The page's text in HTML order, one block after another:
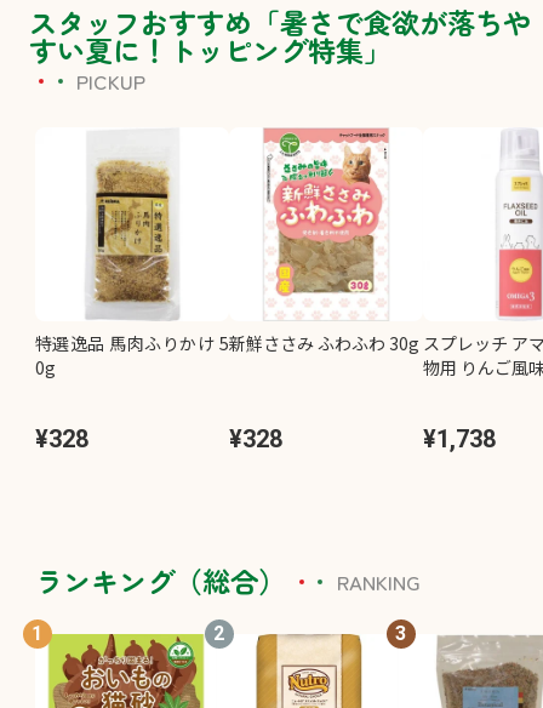
スタッフおすすめ「暑さで食欲が落ちや
すい夏に！トッピング特集」
PICKUP
特選逸品 馬肉ふりかけ 5
0g
¥328
新鮮ささみ ふわふわ 30g
¥328
スプレッチ ア
物用 りんご風
¥1,738
ランキング（総合） RANKING
1 2 3